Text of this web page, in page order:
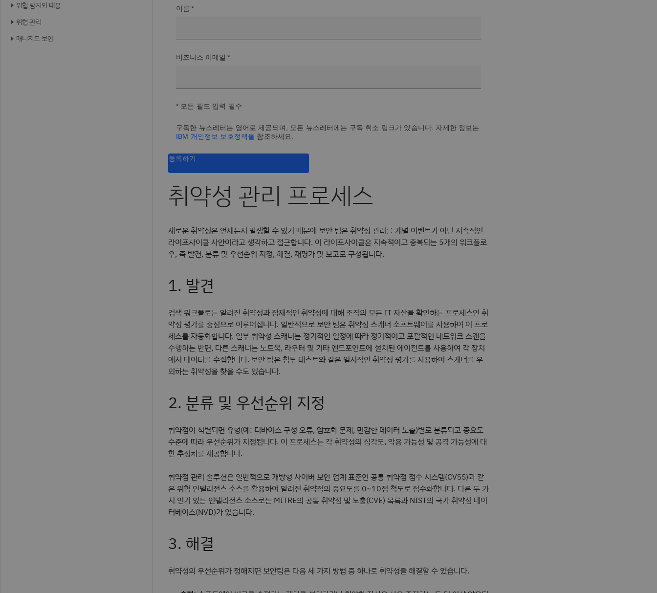
위협 탐지와 대응
위협 관리
매니지드 보안
이름 *
비즈니스 이메일 *
* 모든 필드 입력 필수
구독한 뉴스레터는 영어로 제공되며, 모든 뉴스레터에는 구독 취소 링크가 있습니다. 자세한 정보는
IBM 개인정보 보호정책을 참조하세요.
등록하기
취약성 관리 프로세스
새로운 취약성은 언제든지 발생할 수 있기 때문에 보안 팀은 취약성 관리를 개별 이벤트가 아닌 지속적인
라이프사이클 사안이라고 생각하고 접근합니다. 이 라이프사이클은 지속적이고 중복되는 5개의 워크플로
우, 즉 발견, 분류 및 우선순위 지정, 해결, 재평가 및 보고로 구성됩니다.
1. 발견
검색 워크플로는 알려진 취약성과 잠재적인 취약성에 대해 조직의 모든 IT 자산을 확인하는 프로세스인 취
약성 평가를 중심으로 이루어집니다. 일반적으로 보안 팀은 취약성 스캐너 소프트웨어를 사용하여 이 프로
세스를 자동화합니다. 일부 취약성 스캐너는 정기적인 일정에 따라 정기적이고 포괄적인 네트워크 스캔을
수행하는 반면, 다른 스캐너는 노트북, 라우터 및 기타 엔드포인트에 설치된 에이전트를 사용하여 각 장치
에서 데이터를 수집합니다. 보안 팀은 침투 테스트와 같은 일시적인 취약성 평가를 사용하여 스캐너를 우
회하는 취약성을 찾을 수도 있습니다.
2. 분류 및 우선순위 지정
취약점이 식별되면 유형(예: 디바이스 구성 오류, 암호화 문제, 민감한 데이터 노출)별로 분류되고 중요도
수준에 따라 우선순위가 지정됩니다. 이 프로세스는 각 취약성의 심각도, 악용 가능성 및 공격 가능성에 대
한 추정치를 제공합니다.
취약점 관리 솔루션은 일반적으로 개방형 사이버 보안 업계 표준인 공통 취약점 점수 시스템(CVSS)과 같
은 위협 인텔리전스 소스를 활용하여 알려진 취약점의 중요도를 0~10점 척도로 점수화합니다. 다른 두 가
지 인기 있는 인텔리전스 소스로는 MITRE의 공통 취약점 및 노출(CVE) 목록과 NIST의 국가 취약점 데이
터베이스(NVD)가 있습니다.
3. 해결
취약성의 우선순위가 정해지면 보안팀은 다음 세 가지 방법 중 하나로 취약성을 해결할 수 있습니다.